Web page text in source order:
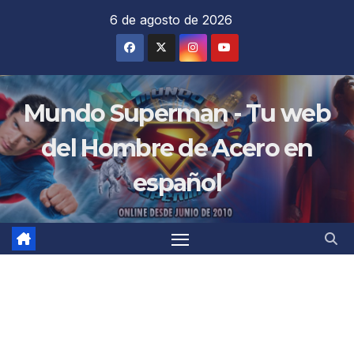
6 de agosto de 2026
Mundo Superman - Tu web
del Hombre de Acero en
español